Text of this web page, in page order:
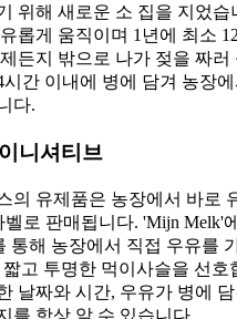
위해 새로운 소 집을 지었습
롭게 움직이며 1년에 최소
든지 밖으로 나가 젖을 짜러
시간 이내에 병에 담겨 농장
다.
니셔티브
의 유제품은 농장에서 바로
벨로 판매됩니다. 'Mijn Melk'
통해 농장에서 직접 우유를
고 투명한 먹이사슬을 선호
날짜와 시간, 우유가 병에 담
를 항상 알 수 있습니다.